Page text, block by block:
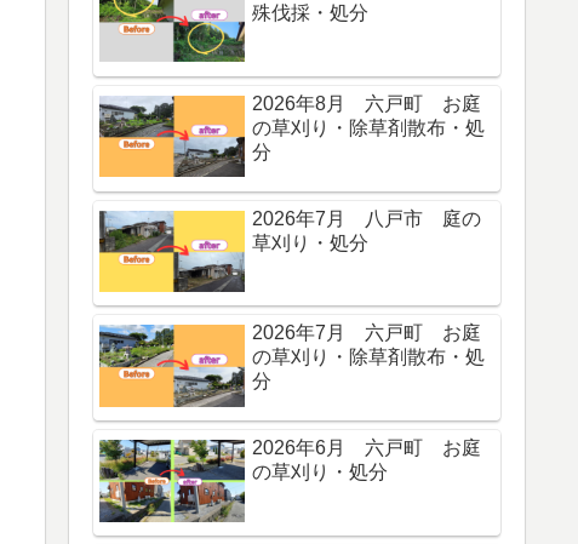
殊伐採・処分
2026年8月 六戸町 お庭
の草刈り・除草剤散布・処
分
2026年7月 八戸市 庭の
草刈り・処分
2026年7月 六戸町 お庭
の草刈り・除草剤散布・処
分
2026年6月 六戸町 お庭
の草刈り・処分